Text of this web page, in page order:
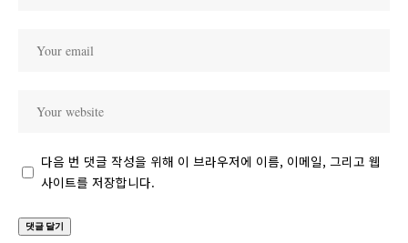
다음 번 댓글 작성을 위해 이 브라우저에 이름, 이메일, 그리고 웹
사이트를 저장합니다.